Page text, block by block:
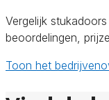
Vergelijk
beoordelingen,
Toon het